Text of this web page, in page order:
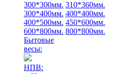
300*300мм. 310*360мм.
300*400мм. 400*400мм.
400*500мм. 450*600мм.
600*800мм. 800*800мм.
Бытовые
весы:
НПВ: